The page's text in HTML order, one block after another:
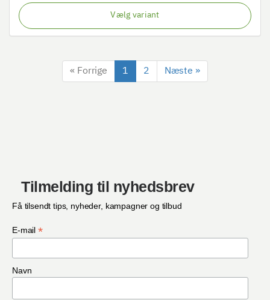
Vælg variant
« Forrige 1 2 Næste »
Tilmelding til nyhedsbrev
Få tilsendt tips, nyheder, kampagner og tilbud
E-mail *
Navn